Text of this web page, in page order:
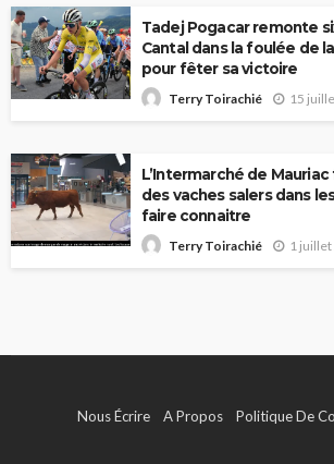
Tadej Pogacar remonte
Cantal dans la foulée de
pour fêter sa victoire
Terry Toirachié 15
L’Intermarché de
des vaches salers dans
faire connaitre
Terry Toirachié 1
Nous Écrire A Propos Politique De